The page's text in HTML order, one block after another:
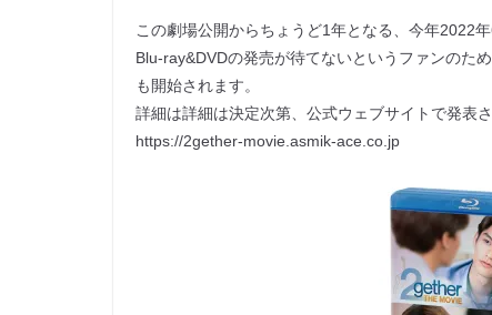
この劇場公開からちょうど1年となる、今年2022
Blu-ray&DVDの発売が待てないというファンのた
も開始されます。
詳細は詳細は決定次第、公式ウェブサイトで発表
https://2gether-movie.asmik-ace.co.jp